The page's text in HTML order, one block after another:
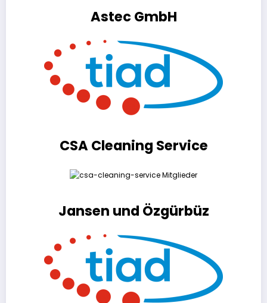
Astec GmbH
CSA Cleaning Service
Jansen und Özgürbüz